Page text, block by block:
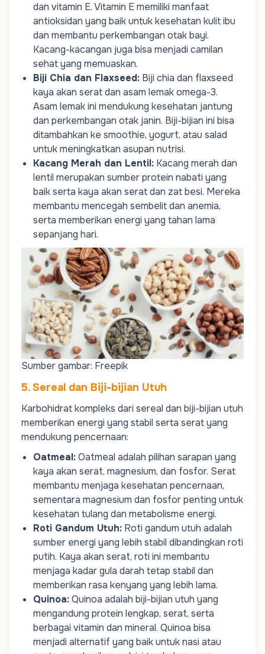
dan vitamin E. Vitamin E memiliki manfaat
antioksidan yang baik untuk kesehatan kulit ibu
dan membantu perkembangan otak bayi.
Kacang-kacangan juga bisa menjadi camilan
sehat yang memuaskan.
Biji Chia dan Flaxseed: Biji chia dan flaxseed
kaya akan serat dan asam lemak omega-3.
Asam lemak ini mendukung kesehatan jantung
dan perkembangan otak janin. Biji-bijian ini bisa
ditambahkan ke smoothie, yogurt, atau salad
untuk meningkatkan asupan nutrisi.
Kacang Merah dan Lentil: Kacang merah dan
lentil merupakan sumber protein nabati yang
baik serta kaya akan serat dan zat besi. Mereka
membantu mencegah sembelit dan anemia,
serta memberikan energi yang tahan lama
sepanjang hari.
Sumber gambar: Freepik
5. Sereal dan Biji-bijian Utuh
Karbohidrat kompleks dari sereal dan biji-bijian utuh
memberikan energi yang stabil serta serat yang
mendukung pencernaan:
Oatmeal:Oatmeal adalah pilihan sarapan yang
kaya akan serat, magnesium, dan fosfor. Serat
membantu menjaga kesehatan pencernaan,
sementara magnesium dan fosfor penting untuk
kesehatan tulang dan metabolisme energi.
Roti Gandum Utuh: Roti gandum utuh adalah
sumber energi yang lebih stabil dibandingkan roti
putih. Kaya akan serat, roti ini membantu
menjaga kadar gula darah tetap stabil dan
memberikan rasa kenyang yang lebih lama.
Quinoa:Quinoa adalah biji-bijian utuh yang
mengandung protein lengkap, serat, serta
berbagai vitamin dan mineral. Quinoa bisa
menjadi alternatif yang baik untuk nasi atau